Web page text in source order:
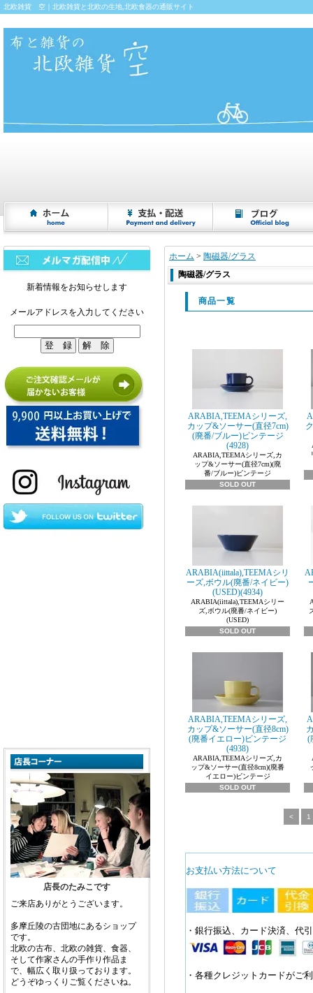
北欧雑貨 空｜北欧雑貨と北欧の生地,北欧食器の通販サイト
新着情報をお知らせします
メールアドレスを入力してください
店長のたみこです
ご来店ありがとうございます。
多摩丘陵の古団地にあるショップ
です。
北欧の古布、北欧の雑貨、食器、
そして作家さんの手作り作品ま
で、幅広く取り扱っております。
どうぞゆっくりご覧くださいね。
ホーム > 陶磁器/グラス
陶磁器/グラス
商品一覧
ARABIA,TEEMAシリーズ,
カップ&ソーサー(直径7cm)
(廃番/ブルー)ビンテージ
(4928)
ARABIA,TEEMAシリーズ,カ
ップ&ソーサー(直径7cm)(廃
番/ブルー)ビンテージ
SOLD OUT
ARABIA(iittala),TEEMAシリ
ーズ,ボウル(廃番/ネイビー)
(USED)(4934)
ARABIA(iittala),TEEMAシリー
ズ,ボウル(廃番/ネイビー)
(USED)
SOLD OUT
ARABIA,TEEMAシリーズ,
カップ&ソーサー(直径8cm)
(廃番イエロー)ビンテージ
(4938)
ARABIA,TEEMAシリーズ,カ
ップ&ソーサー(直径8cm)(廃番
イエロー)ビンテージ
SOLD OUT
(
< 1
お支払い方法について
・銀行振込、カード決済、代
・各種クレジットカードがご